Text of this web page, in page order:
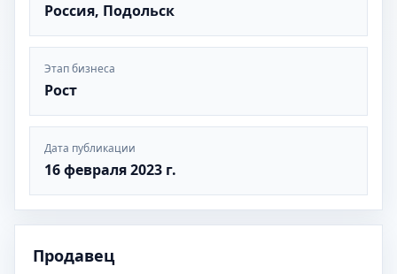
Россия, Подольск
Этап бизнеса
Рост
Дата публикации
16 февраля 2023 г.
Продавец